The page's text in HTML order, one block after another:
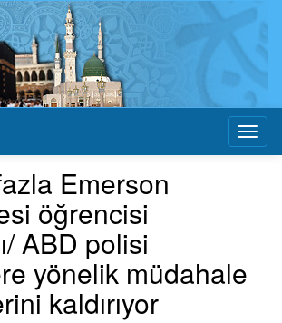
Emerson
öğrencisi
ABD polisi
yönelik müdahale
kaldırıyor